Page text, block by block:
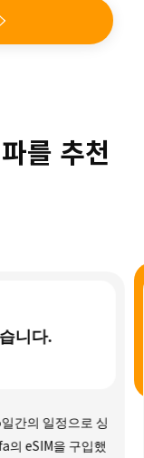
니다.
간의 일정으로 싱
의 eSIM을 구입했